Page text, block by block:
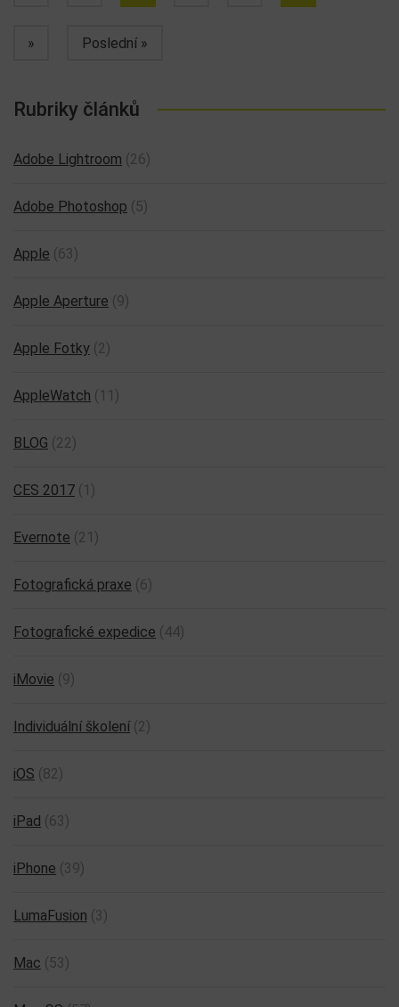
» Poslední »
Rubriky článků
Adobe Lightroom (26)
Adobe Photoshop (5)
Apple (63)
Apple Aperture (9)
Apple Fotky (2)
AppleWatch (11)
BLOG (22)
CES 2017 (1)
Evernote (21)
Fotografická praxe (6)
Fotografické expedice (44)
iMovie (9)
Individuální školení (2)
iOS (82)
iPad (63)
iPhone (39)
LumaFusion (3)
Mac (53)